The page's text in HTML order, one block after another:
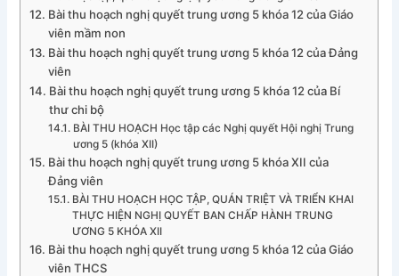
Bài thu hoạch nghị quyết trung ương 5 khóa 12 của Giáo
viên mầm non
Bài thu hoạch nghị quyết trung ương 5 khóa 12 của Đảng
viên
Bài thu hoạch nghị quyết trung ương 5 khóa 12 của Bí
thư chi bộ
BÀI THU HOẠCH Học tập các Nghị quyết Hội nghị Trung
ương 5 (khóa XII)
Bài thu hoạch nghị quyết trung ương 5 khóa XII của
Đảng viên
BÀI THU HOẠCH HỌC TẬP, QUÁN TRIỆT VÀ TRIỂN KHAI
THỰC HIỆN NGHỊ QUYẾT BAN CHẤP HÀNH TRUNG
ƯƠNG 5 KHÓA XII
Bài thu hoạch nghị quyết trung ương 5 khóa 12 của Giáo
viên THCS